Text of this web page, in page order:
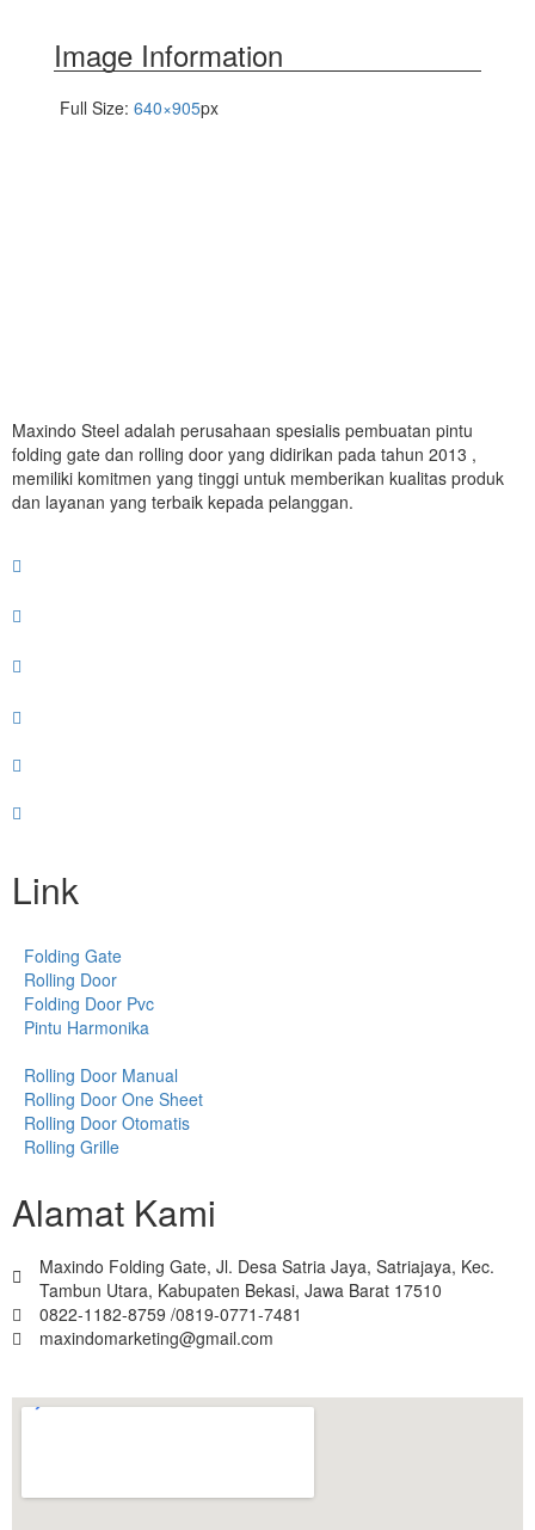
Image Information
Full Size: 640×905px
Maxindo Steel adalah perusahaan spesialis pembuatan pintu
folding gate dan rolling door yang didirikan pada tahun 2013 ,
memiliki komitmen yang tinggi untuk memberikan kualitas produk
dan layanan yang terbaik kepada pelanggan.
Link
Folding Gate
Rolling Door
Folding Door Pvc
Pintu Harmonika
Rolling Door Manual
Rolling Door One Sheet
Rolling Door Otomatis
Rolling Grille
Alamat Kami
Maxindo Folding Gate, Jl. Desa Satria Jaya, Satriajaya, Kec.
Tambun Utara, Kabupaten Bekasi, Jawa Barat 17510
0822-1182-8759 /0819-0771-7481
maxindomarketing@gmail.com